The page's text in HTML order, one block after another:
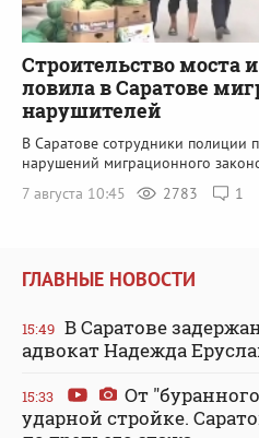
Строительство моста
ловила в Саратове
нарушителей
В Саратове сотрудники полиции
нарушений миграционного
7 августа 10:45
2783 1
ГЛАВНЫЕ НОВОСТИ
15:49 В Саратове
адвокат Надежда
15:33
От
ударной стройке.